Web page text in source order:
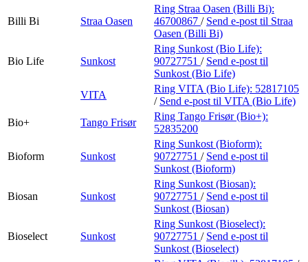
Billi Bi Straa Oasen
Ring Straa Oasen (Billi Bi):
46700867 / Send e-post til Straa
Oasen (Billi Bi)
Bio Life Sunkost
Ring Sunkost (Bio Life):
90727751 / Send e-post til
Sunkost (Bio Life)
VITA
Ring VITA (Bio Life): 52817105
/ Send e-post til VITA (Bio Life)
Bio+
Tango Frisør
Ring Tango Frisør (Bio+):
52835200
Bioform Sunkost
Ring Sunkost (Bioform):
90727751 / Send e-post til
Sunkost (Bioform)
Biosan Sunkost
Ring Sunkost (Biosan):
90727751 / Send e-post til
Sunkost (Biosan)
Bioselect Sunkost
Ring Sunkost (Bioselect):
90727751 / Send e-post til
Sunkost (Bioselect)